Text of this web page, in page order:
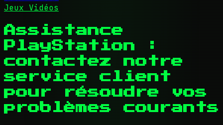
Jeux Vidéos
Assistance
PlayStation :
contactez notre
service client
pour résoudre vos
problèmes courants